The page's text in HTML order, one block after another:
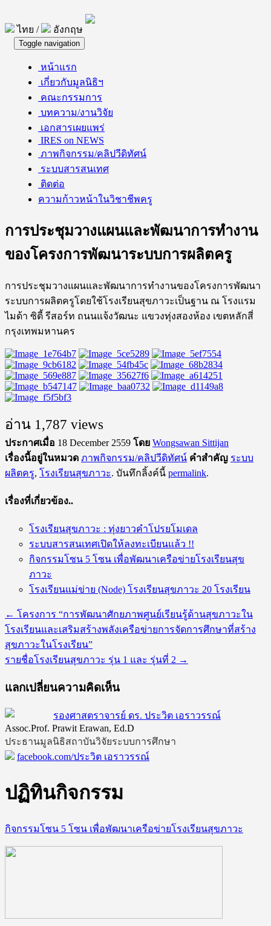
ไทย / อังกฤษ
Toggle navigation
หน้าแรก
เกี่ยวกับมูลนิธิฯ
คณะกรรมการ
บทความ/งานวิจัย
เอกสารเผยแพร่
IRES on NEWS
ภาพกิจกรรม/คลิปวีดิทัศน์
ระบบสารสนเทศ
ติดต่อ
ความก้าวหน้าในวิชาชีพครู
การประชุมวางแผนและพัฒนาการทำงาน
ของโครงการพัฒนาระบบการผลิตครู
การประชุมวางแผนและพัฒนาการทำงานของโครงการพัฒนา
ระบบการผลิตครูโดยใช้โรงเรียนสุขภาวะเป็นฐาน ณ โรงแรม
ไมด้า ซิตี้ รีสอร์ท ถนนแจ้งวัฒนะ แขวงทุ่งสองห้อง เขตหลักสี่
กรุงเทพมหานคร
อ่าน 1,787 views
ประกาศเมื่อ 18 December 2559 โดย Wongsawan Sittijan
เรื่องนี้อยู่ในหมวด ภาพกิจกรรม/คลิปวีดิทัศน์ คำสำคัญ ระบบ
ผลิตครู, โรงเรียนสุขภาวะ. บันทึกลิ้งค์นี้ permalink.
เรื่องที่เกี่ยวข้อง..
โรงเรียนสุขภาวะ : ทุ่งยาวคำโปรยโมเดล
ระบบสารสนเทศเปิดให้ลงทะเบียนแล้ว !!
กิจกรรมโซน 5 โซน เพื่อพัฒนาเครือข่ายโรงเรียนสุข
ภาวะ
โรงเรียนแม่ข่าย (Node) โรงเรียนสุขภาวะ 20 โรงเรียน
← โครงการ “การพัฒนาศักยภาพศูนย์เรียนรู้ด้านสุขภาวะใน
โรงเรียนและเสริมสร้างพลังเครือข่ายการจัดการศึกษาที่สร้าง
สุขภาวะในโรงเรียน”
รายชื่อโรงเรียนสุขภาวะ รุ่น 1 และ รุ่นที่ 2 →
แลกเปลี่ยนความคิดเห็น
รองศาสตราจารย์ ดร. ประวิต เอราวรรณ์
Assoc.Prof. Prawit Erawan, Ed.D
ประธานมูลนิธิสถาบันวิจัยระบบการศึกษา
facebook.com/ประวิต เอราวรรณ์
ปฏิทินกิจกรรม
กิจกรรมโซน 5 โซน เพื่อพัฒนาเครือข่ายโรงเรียนสุขภาวะ